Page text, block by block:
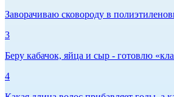
Заворачиваю сковороду в
3
Беру кабачок, яйца и сыр - готовлю
4